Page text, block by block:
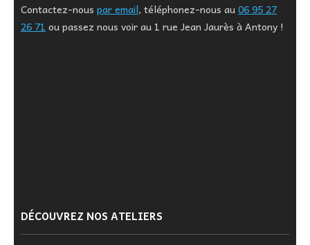
Contactez-nous par email, téléphonez-nous au06 95 27
26 71 ou passez nous voir au 1 rue Jean Jaurès à Antony !
DÉCOUVREZ NOS ATELIERS